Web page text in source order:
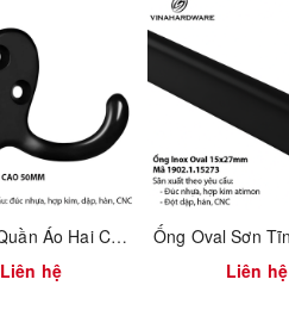
Pát Móc Quần Áo Hai Chấu Màu Đen Cao 50mm – Vinahardware | Mã 3600.3.24554
Liên hệ
Liên hệ